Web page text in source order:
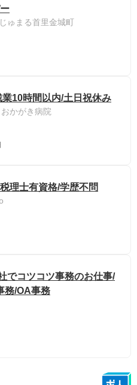
ゅまる首里金城町
10時間以内/土日祝休み
かがき病院
理士有資格/学歴不問
でコツコツ事務のお仕事/
務/OA事務